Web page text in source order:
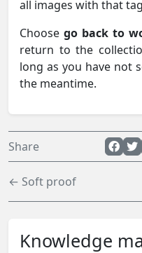
all images with that
Choosego back to
return to the
long as you have not
the meantime.
Share
← Soft proof
Knowledge